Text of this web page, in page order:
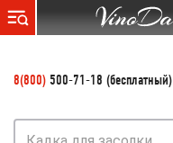
8(800) 500-71-18 (бесплатный)